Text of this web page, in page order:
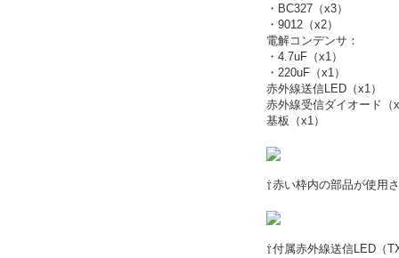
・BC327（x3）
・9012（x2）
電解コンデンサ：
・4.7uF（x1）
・220uF（x1）
赤外線送信LED（x1）
赤外線受信ダイオード（
基板（x1）
⇧赤い枠内の部品が使用
⇧付属赤外線送信LED（